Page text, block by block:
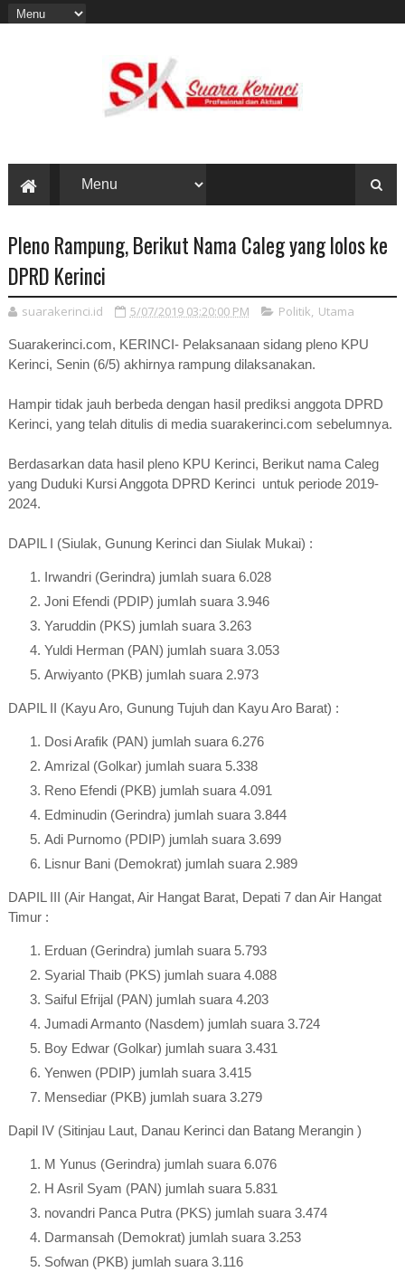
Pleno Rampung, Berikut Nama Caleg yang lolos ke
DPRD Kerinci
suarakerinci.id 5/07/2019 03:20:00 PM Politik, Utama
Suarakerinci.com, KERINCI- Pelaksanaan sidang pleno KPU
Kerinci, Senin (6/5) akhirnya rampung dilaksanakan.
Hampir tidak jauh berbeda dengan hasil prediksi anggota DPRD
Kerinci, yang telah ditulis di media suarakerinci.com sebelumnya.
Berdasarkan data hasil pleno KPU Kerinci, Berikut nama Caleg
yang Duduki Kursi Anggota DPRD Kerinci untuk periode 2019-
2024.
DAPIL I (Siulak, Gunung Kerinci dan Siulak Mukai) :
Irwandri (Gerindra) jumlah suara 6.028
Joni Efendi (PDIP) jumlah suara 3.946
Yaruddin (PKS) jumlah suara 3.263
Yuldi Herman (PAN) jumlah suara 3.053
Arwiyanto (PKB) jumlah suara 2.973
DAPIL II (Kayu Aro, Gunung Tujuh dan Kayu Aro Barat) :
Dosi Arafik (PAN) jumlah suara 6.276
Amrizal (Golkar) jumlah suara 5.338
Reno Efendi (PKB) jumlah suara 4.091
Edminudin (Gerindra) jumlah suara 3.844
Adi Purnomo (PDIP) jumlah suara 3.699
Lisnur Bani (Demokrat) jumlah suara 2.989
DAPIL III (Air Hangat, Air Hangat Barat, Depati 7 dan Air Hangat
Timur :
Erduan (Gerindra) jumlah suara 5.793
Syarial Thaib (PKS) jumlah suara 4.088
Saiful Efrijal (PAN) jumlah suara 4.203
Jumadi Armanto (Nasdem) jumlah suara 3.724
Boy Edwar (Golkar) jumlah suara 3.431
Yenwen (PDIP) jumlah suara 3.415
Mensediar (PKB) jumlah suara 3.279
Dapil IV (Sitinjau Laut, Danau Kerinci dan Batang Merangin )
M Yunus (Gerindra) jumlah suara 6.076
H Asril Syam (PAN) jumlah suara 5.831
novandri Panca Putra (PKS) jumlah suara 3.474
Darmansah (Demokrat) jumlah suara 3.253
Sofwan (PKB) jumlah suara 3.116